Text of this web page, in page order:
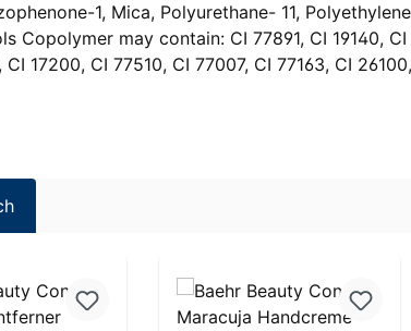
1, Mica, Polyurethane- 11,
Copolymer may contain: CI 77891, CI 19140,
CI 17200, CI 77510, CI 77007, CI 77163, CI